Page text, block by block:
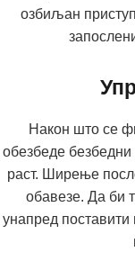
озбиљан
Након што се
обезбеде безбедни
раст. Ширење
обавезе. Да би
унапред